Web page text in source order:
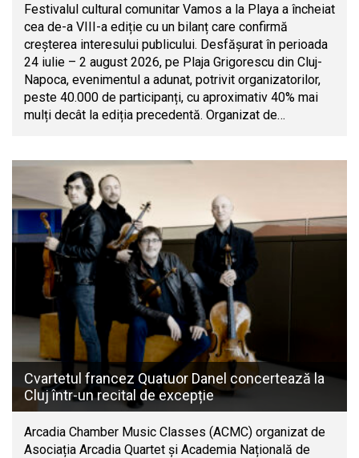
Festivalul cultural comunitar Vamos a la Playa a încheiat
cea de-a VIII-a ediție cu un bilanț care confirmă
creșterea interesului publicului. Desfășurat în perioada
24 iulie – 2 august 2026, pe Plaja Grigorescu din Cluj-
Napoca, evenimentul a adunat, potrivit organizatorilor,
peste 40.000 de participanți, cu aproximativ 40% mai
mulți decât la ediția precedentă. Organizat de…
Cvartetul francez Quatuor Danel concertează la
Cluj într-un recital de excepție
Arcadia Chamber Music Classes (ACMC) organizat de
Asociația Arcadia Quartet și Academia Națională de